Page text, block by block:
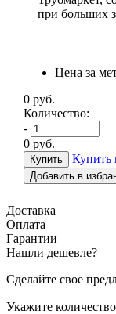
при больших
Цена за
0 руб.
Количество:
-
+
0 руб.
Купить
Добавить в
Доставка
Оплата
Гарантии
Нашли дешевле?
Сделайте свое
Укажите количество